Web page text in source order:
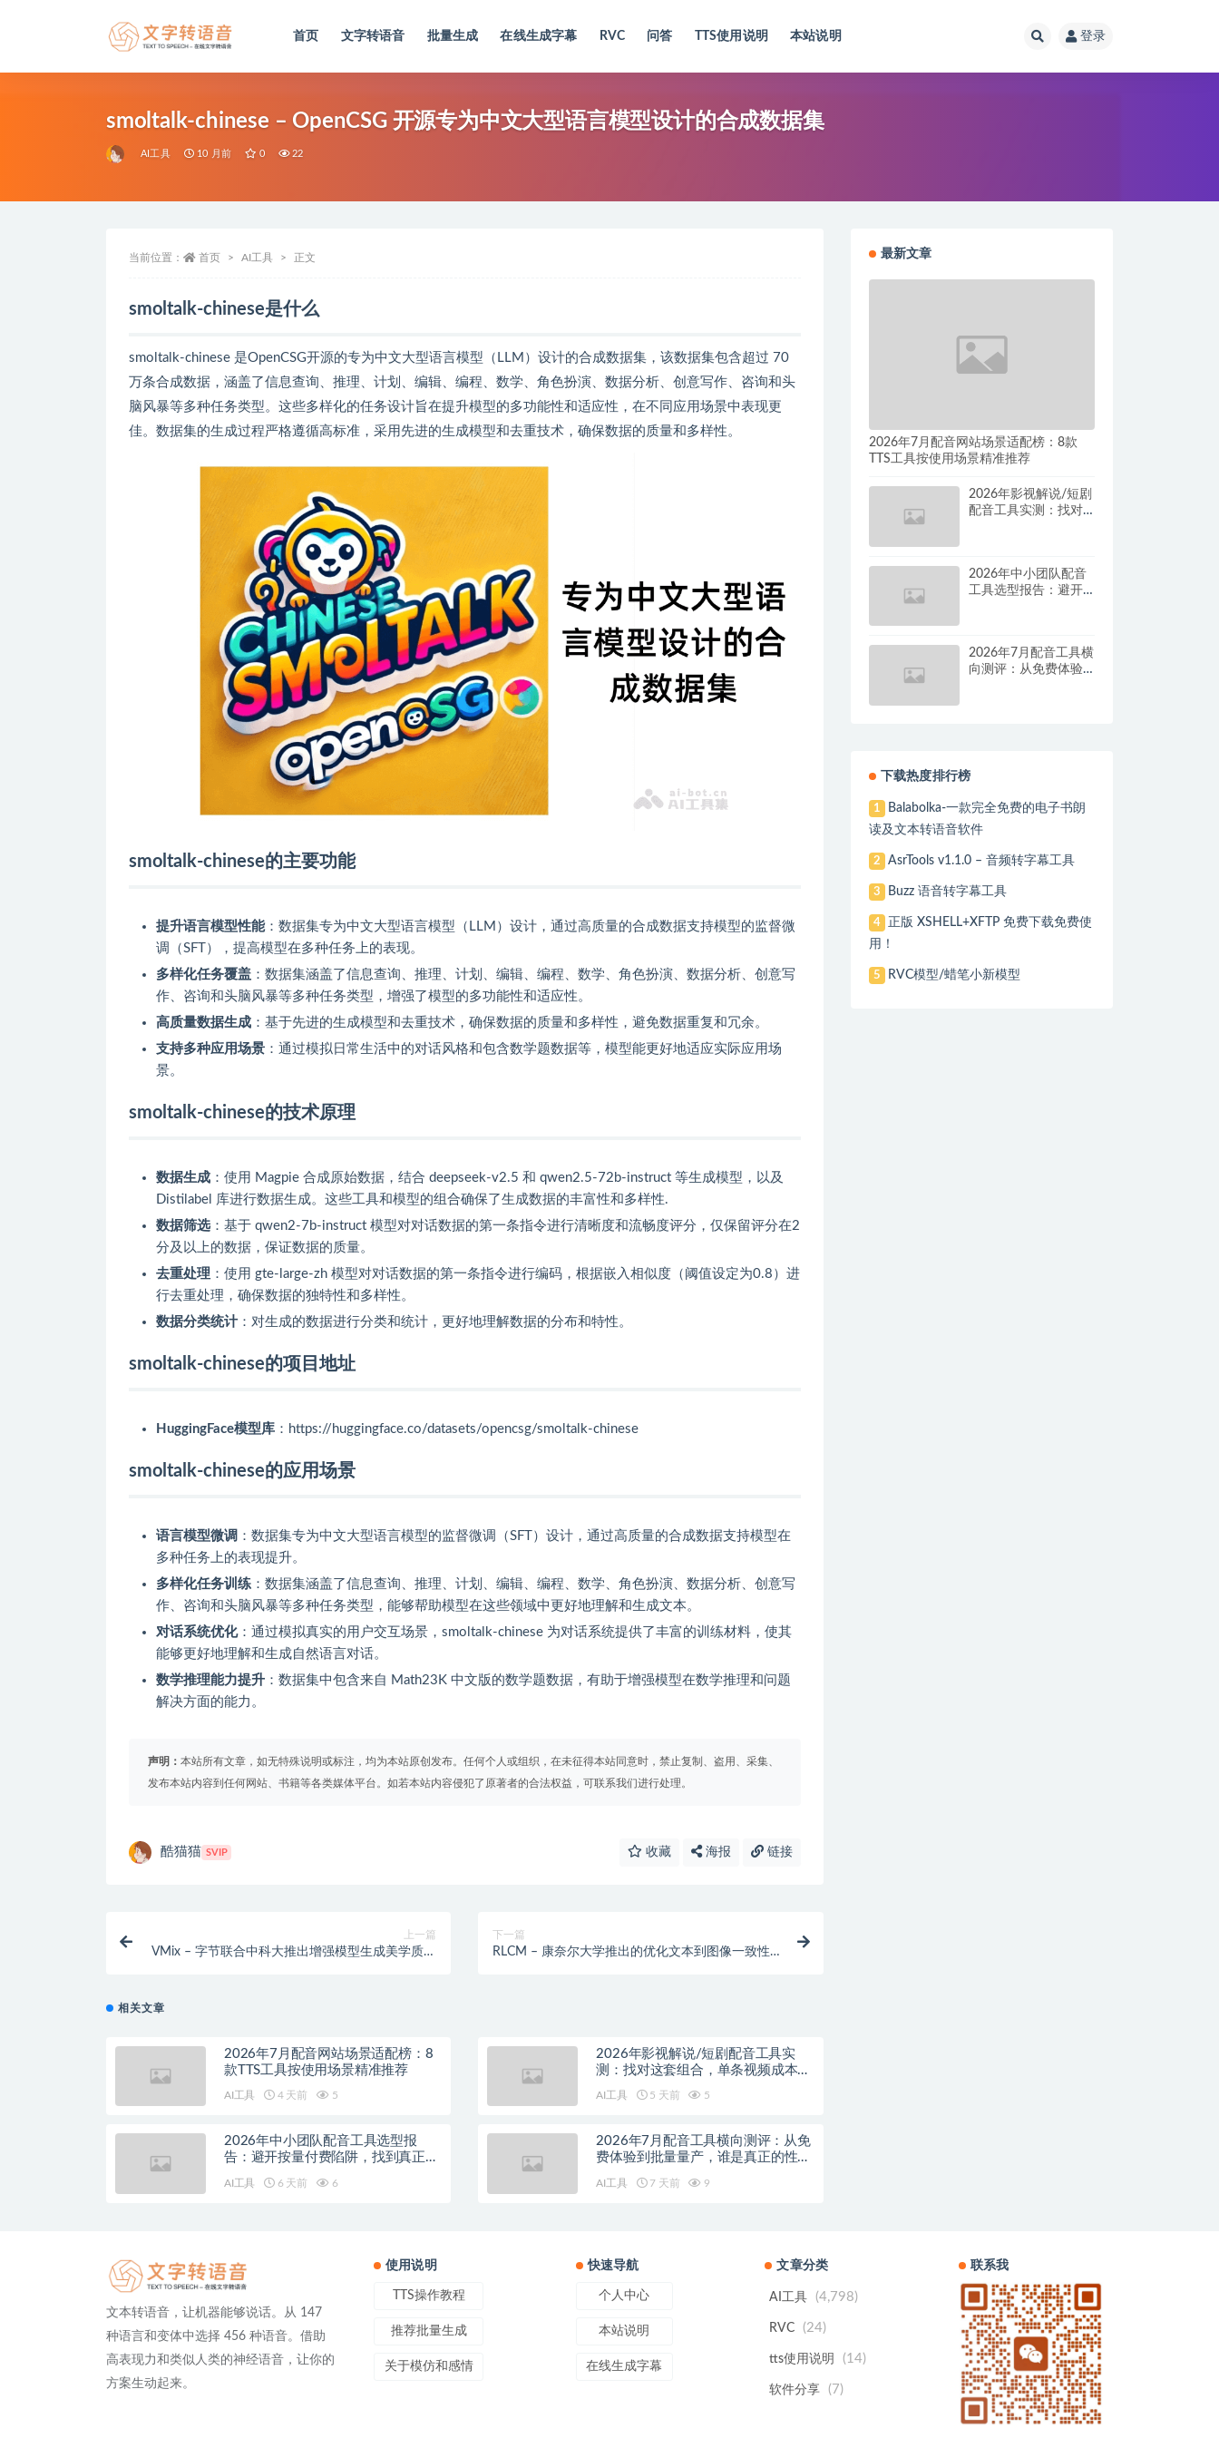
首页 文字转语音 批量生成 在线生成字幕 RVC 问答 TTS使用说明 本站说明 登录
smoltalk-chinese – OpenCSG 开源专为中文大型语言模型设计的合成数据集
AI工具 10 月前 0 22
当前位置： 首页 AI工具 正文
smoltalk-chinese是什么
smoltalk-chinese 是OpenCSG开源的专为中文大型语言模型（LLM）设计的合成数据集，该数据集包含超过 70
万条合成数据，涵盖了信息查询、推理、计划、编辑、编程、数学、角色扮演、数据分析、创意写作、咨询和头
脑风暴等多种任务类型。这些多样化的任务设计旨在提升模型的多功能性和适应性，在不同应用场景中表现更
佳。数据集的生成过程严格遵循高标准，采用先进的生成模型和去重技术，确保数据的质量和多样性。
smoltalk-chinese的主要功能
提升语言模型性能：数据集专为中文大型语言模型（LLM）设计，通过高质量的合成数据支持模型的监督微
调（SFT），提高模型在多种任务上的表现。
多样化任务覆盖 ：数据集涵盖了信息查询、推理、计划、编辑、编程、数学、角色扮演、数据分析、创意写
作、咨询和头脑风暴等多种任务类型，增强了模型的多功能性和适应性。
高质量数据生成 ：基于先进的生成模型和去重技术，确保数据的质量和多样性，避免数据重复和冗余。
支持多种应用场景 ：通过模拟日常生活中的对话风格和包含数学题数据等，模型能更好地适应实际应用场
景。
smoltalk-chinese的技术原理
数据生成 ：使用 Magpie 合成原始数据，结合 deepseek-v2.5 和 qwen2.5-72b-instruct 等生成模型，以及
Distilabel 库进行数据生成。这些工具和模型的组合确保了生成数据的丰富性和多样性.
数据筛选：基于 qwen2-7b-instruct 模型对对话数据的第一条指令进行清晰度和流畅度评分，仅保留评分在2
分及以上的数据，保证数据的质量。
去重处理 ：使用 gte-large-zh 模型对对话数据的第一条指令进行编码，根据嵌入相似度（阈值设定为0.8）进
行去重处理，确保数据的独特性和多样性。
数据分类统计：对生成的数据进行分类和统计，更好地理解数据的分布和特性。
smoltalk-chinese的项目地址
HuggingFace模型库 ：https://huggingface.co/datasets/opencsg/smoltalk-chinese
smoltalk-chinese的应用场景
语言模型微调 ：数据集专为中文大型语言模型的监督微调（SFT）设计，通过高质量的合成数据支持模型在
多种任务上的表现提升。
多样化任务训练 ：数据集涵盖了信息查询、推理、计划、编辑、编程、数学、角色扮演、数据分析、创意写
作、咨询和头脑风暴等多种任务类型，能够帮助模型在这些领域中更好地理解和生成文本。
对话系统优化：通过模拟真实的用户交互场景，smoltalk-chinese 为对话系统提供了丰富的训练材料，使其
能够更好地理解和生成自然语言对话。
数学推理能力提升 ：数据集中包含来自 Math23K 中文版的数学题数据，有助于增强模型在数学推理和问题
解决方面的能力。
声明： 本站所有文章，如无特殊说明或标注，均为本站原创发布。任何个人或组织，在未征得本站同意时，禁止复制、盗用、采集、
发布本站内容到任何网站、书籍等各类媒体平台。如若本站内容侵犯了原著者的合法权益，可联系我们进行处理。
酷猫猫 SVIP 收藏 海报 链接
上一篇
VMix – 字节联合中科大推出增强模型生成美学质量
下一篇
RLCM – 康奈尔大学推出的优化文本到图像一致性
相关文章
2026年7月配音网站场景适配榜：8
款TTS工具按使用场景精准推荐
AI工具 4 天前 5
2026年影视解说/短剧配音工具实
测：找对这套组合，单条视频成本直
AI工具 5 天前 5
2026年中小团队配音工具选型报
告：避开按量付费陷阱，找到真正的
AI工具 6 天前 6
2026年7月配音工具横向测评：从免
费体验到批量量产，谁是真正的性价
AI工具 7 天前 9
最新文章
2026年7月配音网站场景适配榜：8款
TTS工具按使用场景精准推荐
2026年影视解说/短剧
配音工具实测：找对
2026年中小团队配音
工具选型报告：避开
2026年7月配音工具横
向测评：从免费体验
下载热度排行榜
1
Balabolka-一款完全免费的电子书朗
读及文本转语音软件
2 AsrTools v1.1.0 – 音频转字幕工具
3 Buzz 语音转字幕工具
4
正版 XSHELL+XFTP 免费下载免费使
用！
5 RVC模型/蜡笔小新模型
文本转语音，让机器能够说话。从 147
种语言和变体中选择 456 种语音。借助
高表现力和类似人类的神经语音，让你的
方案生动起来。
使用说明
TTS操作教程
推荐批量生成
关于模仿和感情
快速导航
个人中心
本站说明
在线生成字幕
文章分类
AI工具 (4,798)
RVC (24)
tts使用说明 (14)
软件分享 (7)
联系我